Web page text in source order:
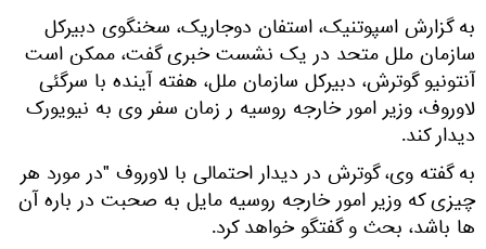
به گزارش اسپوتنیک، استفان دوجاریک، سخنگوی دبیرکل
سازمان ملل متحد در یک نشست خبری گفت، ممکن است
آنتونیو گوترش، دبیرکل سازمان ملل، هفته آینده با سرگئی
لاوروف، وزیر امور خارجه روسیه ر زمان سفر وی به نیویورک
دیدار کند.
به گفته وی، گوترش در دیدار احتمالی با لاوروف "در مورد هر
چیزی که وزیر امور خارجه روسیه مایل به صحبت در باره آن
ها باشد، بحث و گفتگو خواهد کرد.